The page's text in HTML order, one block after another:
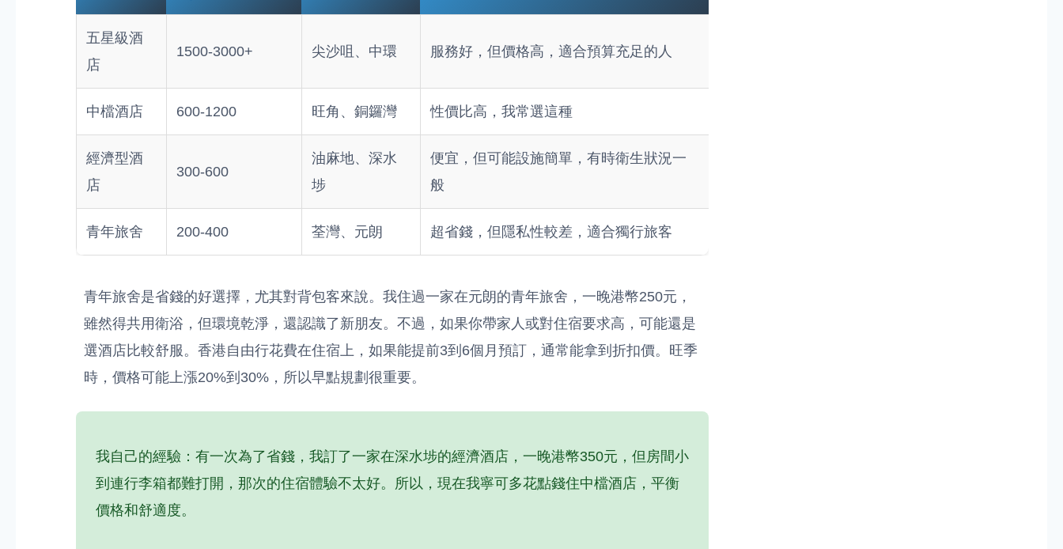
五星級酒
店
1500-3000+ 尖沙咀、中環 服務好，但價格高，適合預算充足的人
中檔酒店 600-1200 旺角、銅鑼灣 性價比高，我常選這種
經濟型酒
店
300-600
油麻地、深水
埗
便宜，但可能設施簡單，有時衛生狀況一
般
青年旅舍 200-400 荃灣、元朗 超省錢，但隱私性較差，適合獨行旅客
青年旅舍是省錢的好選擇，尤其對背包客來說。我住過一家在元朗的青年旅舍，一晚港幣250元，
雖然得共用衛浴，但環境乾淨，還認識了新朋友。不過，如果你帶家人或對住宿要求高，可能還是
選酒店比較舒服。香港自由行花費在住宿上，如果能提前3到6個月預訂，通常能拿到折扣價。旺季
時，價格可能上漲20%到30%，所以早點規劃很重要。
我自己的經驗：有一次為了省錢，我訂了一家在深水埗的經濟酒店，一晚港幣350元，但房間小
到連行李箱都難打開，那次的住宿體驗不太好。所以，現在我寧可多花點錢住中檔酒店，平衡
價格和舒適度。